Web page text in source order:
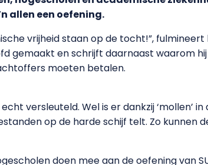
allen een oefening.
vrijheid staan op de tocht!”, fulmineert
gemaakt en schrijft daarnaast waarom
moeten betalen.
versleuteld. Wel is er dankzij ‘mollen’
op de harde schijf telt. Zo kunnen
doen mee aan de oefening van